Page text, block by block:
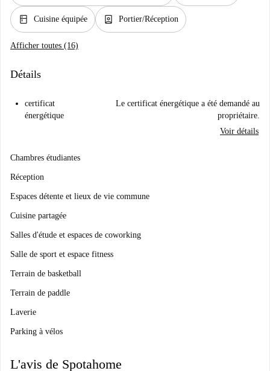
kitchen Cuisine équipée person_book Portier/Réception
Afficher toutes (16)
Détails
certificat
énergétique
Le certificat énergétique a été demandé au
propriétaire.
Voir détails
Chambres étudiantes
Réception
Espaces détente et lieux de vie commune
Cuisine partagée
Salles d'étude et espaces de coworking
Salle de sport et espace fitness
Terrain de basketball
Terrain de paddle
Laverie
Parking à vélos
L'avis de Spotahome